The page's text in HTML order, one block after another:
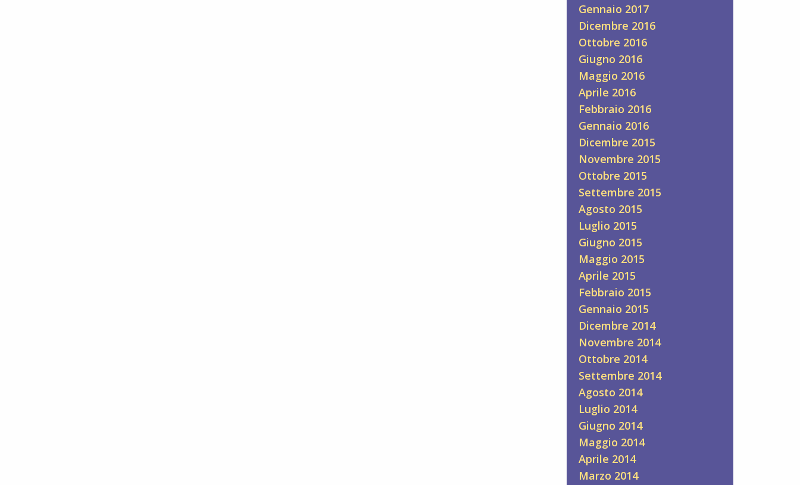
Gennaio 2017
Dicembre 2016
Ottobre 2016
Giugno 2016
Maggio 2016
Aprile 2016
Febbraio 2016
Gennaio 2016
Dicembre 2015
Novembre 2015
Ottobre 2015
Settembre 2015
Agosto 2015
Luglio 2015
Giugno 2015
Maggio 2015
Aprile 2015
Febbraio 2015
Gennaio 2015
Dicembre 2014
Novembre 2014
Ottobre 2014
Settembre 2014
Agosto 2014
Luglio 2014
Giugno 2014
Maggio 2014
Aprile 2014
Marzo 2014